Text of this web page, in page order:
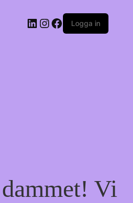
LinkedIn
Instagram
Facebook
Logga in
Vi